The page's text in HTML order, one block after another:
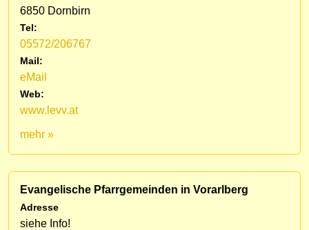
6850 Dornbirn
Tel:
05572/206767
Mail:
eMail
Web:
www.levv.at
mehr »
Evangelische Pfarrgemeinden in Vorarlberg
Adresse
siehe Info!